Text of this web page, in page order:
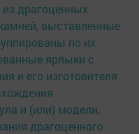
драгоценных
выставленные
по их
ярлыки с
и его изготовителя
и (или) модели,
драгоценного